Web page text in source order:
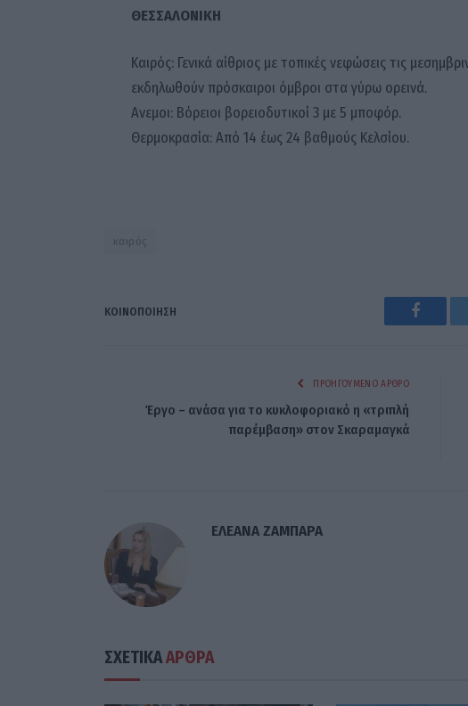
ΘΕΣΣΑΛΟΝΙΚΗ
Καιρός: Γενικά αίθριος με τοπικές νεφώσεις τις
εκδηλωθούν πρόσκαιροι όμβροι στα γύρω ορεινά.
Ανεμοι: Βόρειοι βορειοδυτικοί 3 με 5 μποφόρ.
Θερμοκρασία: Από 14 έως 24 βαθμούς Κελσίου.
καιρός
ΚΟΙΝΟΠΟΊΗΣΗ
ΠΡΟΗΓΟΎΜΕΝΟ ΆΡΘΡΟ
Έργο – ανάσα για το κυκλοφοριακό η «τριπλή
παρέμβαση» στον Σκαραμαγκά
ΕΛΕΑΝΑ ΖΑΜΠΑΡΑ
ΣΧΕΤΙΚΑΑΡΘΡΑ